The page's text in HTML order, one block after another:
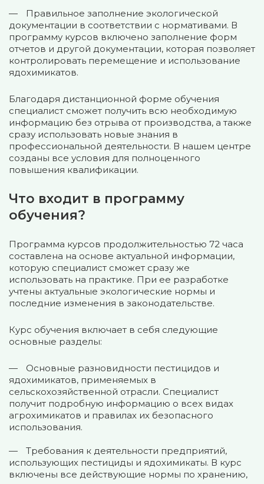
Правильное заполнение экологической
документации в соответствии с нормативами. В
программу курсов включено заполнение форм
отчетов и другой документации, которая позволяет
контролировать перемещение и использование
ядохимикатов.
Благодаря дистанционной форме обучения
специалист сможет получить всю необходимую
информацию без отрыва от производства, а также
сразу использовать новые знания в
профессиональной деятельности. В нашем центре
созданы все условия для полноценного
повышения квалификации.
Что входит в программу
обучения?
Программа курсов продолжительностью 72 часа
составлена на основе актуальной информации,
которую специалист сможет сразу же
использовать на практике. При ее разработке
учтены актуальные экологические нормы и
последние изменения в законодательстве.
Курс обучения включает в себя следующие
основные разделы:
Основные разновидности пестицидов и
ядохимикатов, применяемых в
сельскохозяйственной отрасли. Специалист
получит подробную информацию о всех видах
агрохимикатов и правилах их безопасного
использования.
Требования к деятельности предприятий,
использующих пестициды и ядохимикаты. В курс
включены все действующие нормы по хранению,